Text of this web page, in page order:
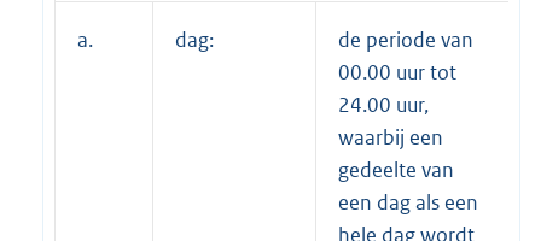
a. dag:
de periode van
00.00 uur tot
24.00 uur,
waarbij een
gedeelte van
een dag als een
hele dag wordt